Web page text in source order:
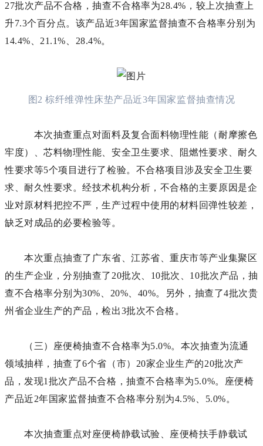
27批次产品不合格，抽查不合格率为28.4%，较上次抽查上
升7.3个百分点。该产品近3年国家监督抽查不合格率分别为
14.4%、21.1%、28.4%。
图2 棕纤维弹性床垫产品近3年国家监督抽查情况
本次抽查重点对面料及复合面料物理性能（耐摩擦色
牢度）、芯料物理性能、安全卫生要求、阻燃性要求、耐久
性要求等5个项目进行了检验。不合格项目涉及安全卫生要
求、耐久性要求。经技术机构分析，不合格的主要原因是企
业对原材料把控不严，生产过程中使用的材料回弹性较差，
缺乏对成品的必要检验等。
本次重点抽查了广东省、江苏省、重庆市等产业集聚区
的生产企业，分别抽查了20批次、10批次、10批次产品，抽
查不合格率分别为30%、20%、40%。另外，抽查了4批次贵
州省企业生产的产品，检出3批次不合格。
（三）座便椅抽查不合格率为5.0%。本次抽查为流通
领域抽样，抽查了6个省（市）20家企业生产的20批次产
品，发现1批次产品不合格，抽查不合格率为5.0%。座便椅
产品近2年国家监督抽查不合格率分别为4.5%、5.0%。
本次抽查重点对座便椅静载试验、座便椅扶手静载试